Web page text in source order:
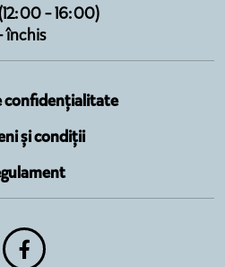
- 16:00)
închis
confidențialitate
și condiții